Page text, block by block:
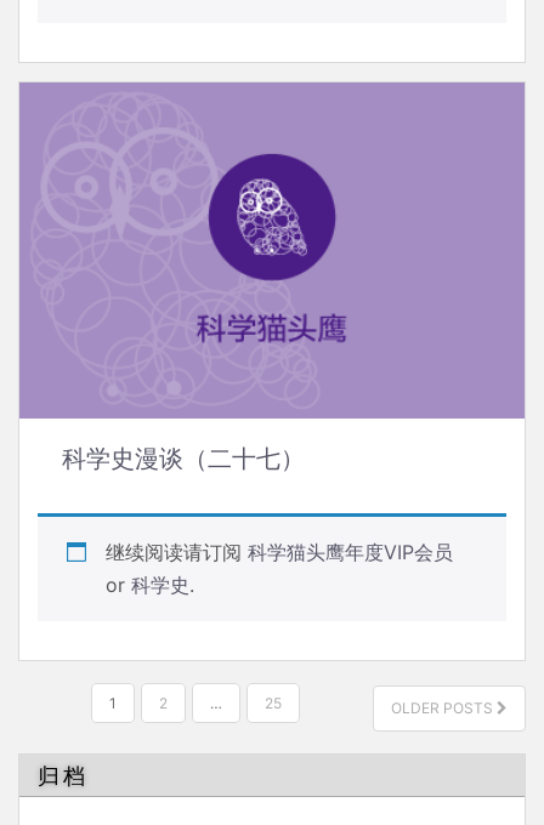
科学史漫谈（二十七）
继续阅读请订阅 科学猫头鹰年度VIP会员
or 科学史.
分
页
1 2 … 25 OLDER POSTS
归档